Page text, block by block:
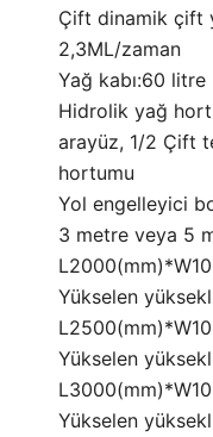
Çift dinamik çift
2,3ML/zaman
Yağ kabı:60 litre
Hidrolik yağ
arayüz, 1/2 Çift
hortumu
Yol engelleyici
3 metre veya 5
Yükselen
Yükselen
Yükselen